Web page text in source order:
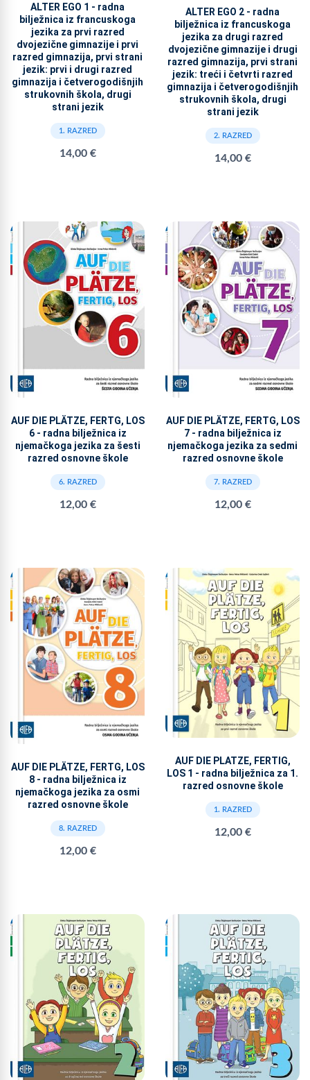
ALTER EGO 1 - radna
bilježnica iz francuskoga
jezika za prvi razred
dvojezične gimnazije i prvi
razred gimnazija, prvi strani
jezik: prvi i drugi razred
gimnazija i četverogodišnjih
strukovnih škola, drugi
strani jezik
1. RAZRED
14,00 €
ALTER EGO 2 - radna
bilježnica iz francuskoga
jezika za drugi razred
dvojezične gimnazije i drugi
razred gimnazija, prvi strani
jezik: treći i četvrti razred
gimnazija i četverogodišnjih
strukovnih škola, drugi
strani jezik
2. RAZRED
14,00 €
AUF DIE PLÄTZE, FERTG, LOS
6 - radna bilježnica iz
njemačkoga jezika za šesti
razred osnovne škole
6. RAZRED
12,00 €
AUF DIE PLÄTZE, FERTG, LOS
7 - radna bilježnica iz
njemačkoga jezika za sedmi
razred osnovne škole
7. RAZRED
12,00 €
AUF DIE PLÄTZE, FERTG, LOS
8 - radna bilježnica iz
njemačkoga jezika za osmi
razred osnovne škole
8. RAZRED
12,00 €
AUF DIE PLATZE, FERTIG,
LOS 1 - radna bilježnica za 1.
razred osnovne škole
1. RAZRED
12,00 €